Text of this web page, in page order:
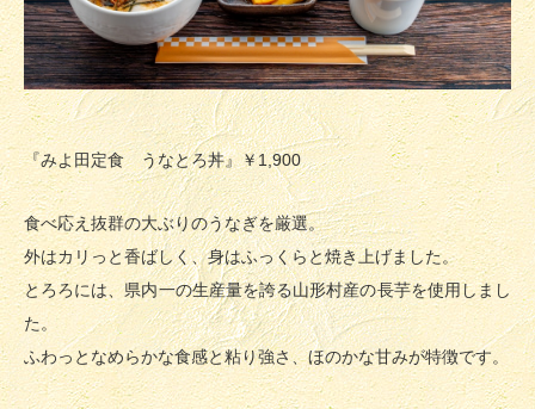
『みよ田定食 うなとろ丼』￥1,900
食べ応え抜群の大ぶりのうなぎを厳選。
外はカリっと香ばしく、身はふっくらと焼き上げました。
とろろには、県内一の生産量を誇る山形村産の長芋を使用しまし
た。
ふわっとなめらかな食感と粘り強さ、ほのかな甘みが特徴です。